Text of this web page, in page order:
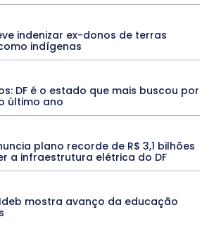
Oropouche Pará Paraíba
Paraná
PROCESSO SELETIVO
PUBLIEDITORIAL
PROFISSIONAL
Janeiro
Rio Grande do Sul
Roraima
Agora
SEGURANÇA
Soltando o Verbo
TEATRO TECNOLOGIA
TIC TAC
Tocantins
indenizar ex-donos de terras
indígenas
DF é o estado que mais buscou por
último ano
plano recorde de R$ 3,1 bilhões
a infraestrutura elétrica do DF
mostra avanço da educação